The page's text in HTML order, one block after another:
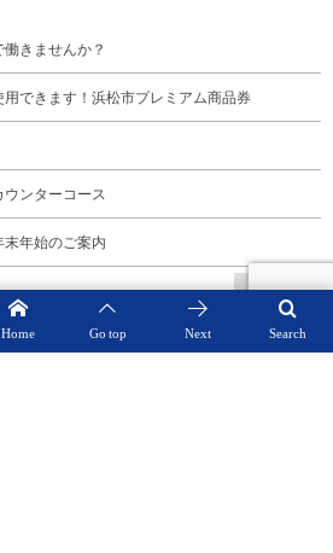
きませんか？
用できます！浜松市プレミアム商品券
ンターコース
末年始のご案内
See more
Search
Home Go top Next